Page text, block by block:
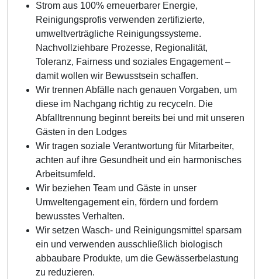
Strom aus 100% erneuerbarer Energie,
Reinigungsprofis verwenden zertifizierte,
umweltverträgliche Reinigungssysteme.
Nachvollziehbare Prozesse, Regionalität,
Toleranz, Fairness und soziales Engagement –
damit wollen wir Bewusstsein schaffen.
Wir trennen Abfälle nach genauen Vorgaben, um
diese im Nachgang richtig zu recyceln. Die
Abfalltrennung beginnt bereits bei und mit unseren
Gästen in den Lodges
Wir tragen soziale Verantwortung für Mitarbeiter,
achten auf ihre Gesundheit und ein harmonisches
Arbeitsumfeld.
Wir beziehen Team und Gäste in unser
Umweltengagement ein, fördern und fordern
bewusstes Verhalten.
Wir setzen Wasch- und Reinigungsmittel sparsam
ein und verwenden ausschließlich biologisch
abbaubare Produkte, um die Gewässerbelastung
zu reduzieren.